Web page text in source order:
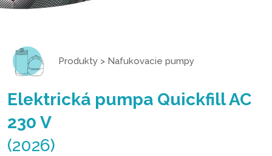
Produkty > Nafukovacie pumpy
Elektrická pumpa Quickfill AC
230 V
(2026)